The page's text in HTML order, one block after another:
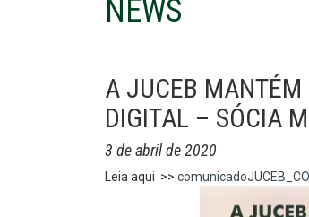
NEWS
A JUCEB MANTÉM
DIGITAL – SÓCIA
3 de abril de 2020
Leia aqui >>